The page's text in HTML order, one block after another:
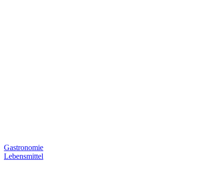
Gastronomie
Lebensmittel